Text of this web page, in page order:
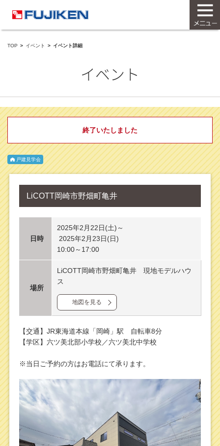
TOP イベント イベント詳細
イベント
終了いたしました
戸建見学会
LiCOTT岡崎市野畑町亀井
日時
2025年2月22日(土)～
2025年2月23日(日)
10:00～17:00
場所
LiCOTT岡崎市野畑町亀井 現地モデルハウ
ス
地図を見る
【交通】JR東海道本線「岡崎」駅 自転車8分
【学区】六ツ美北部小学校／六ツ美北中学校
※当日ご予約の方はお電話にて承ります。